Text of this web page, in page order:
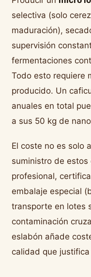
selectiva (solo
maduración),
supervisión
fermentaciones
Todo esto requiere
producido. Un
anuales en total
a sus 50 kg de
El coste no es solo
suministro de
profesional,
embalaje especial
transporte en lotes
contaminación
eslabón añade
calidad que